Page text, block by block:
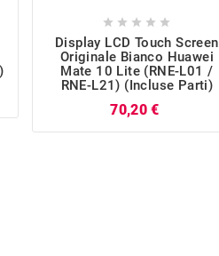
    
Display LCD Touch Screen
Originale Bianco Huawei
Mate 10 Lite (RNE-L01 /
RNE-L21) (incluse Parti)
70,20 €